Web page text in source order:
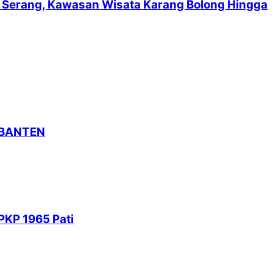
Kawasan Wisata Karang Bolong Hingga
1965 Pati